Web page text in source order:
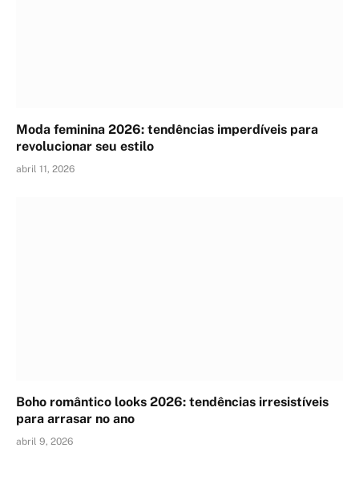
Moda feminina 2026: tendências imperdíveis para
revolucionar seu estilo
abril 11, 2026
Boho romântico looks 2026: tendências irresistíveis
para arrasar no ano
abril 9, 2026